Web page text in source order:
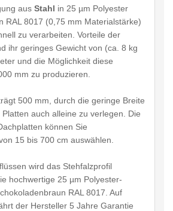
aus Stahl in 25 µm Polyester
RAL 8017 (0,75 mm Materialstärke)
zu verarbeiten. Vorteile der
ihr geringes Gewicht von (ca. 8 kg
und die Möglichkeit diese
mm zu produzieren.
500 mm, durch die geringe Breite
auch alleine zu verlegen. Die
können Sie
15 bis 700 cm auswählen.
wird das Stehfalzprofil
hochwertige 25 µm Polyester-
RAL 8017. Auf
der Hersteller 5 Jahre Garantie